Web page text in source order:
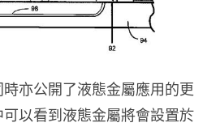
亦公開了液態金屬應用的更
以看到液態金屬將會設置於